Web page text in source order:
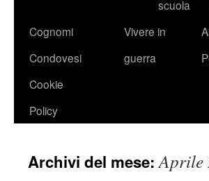
scuola
Cognomi
Condovesi
Vivere in
guerra
Cookie
Policy
Archivi del mese:Aprile